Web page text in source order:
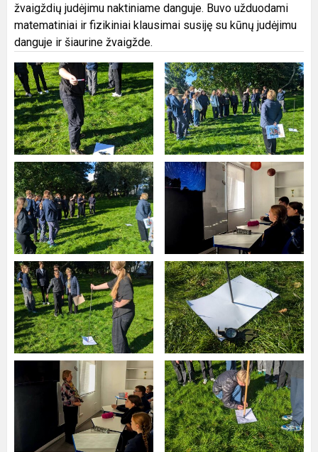
žvaigždių judėjimu naktiniame danguje. Buvo užduodami
matematiniai ir fizikiniai klausimai susiję su kūnų judėjimu
danguje ir šiaurine žvaigžde.